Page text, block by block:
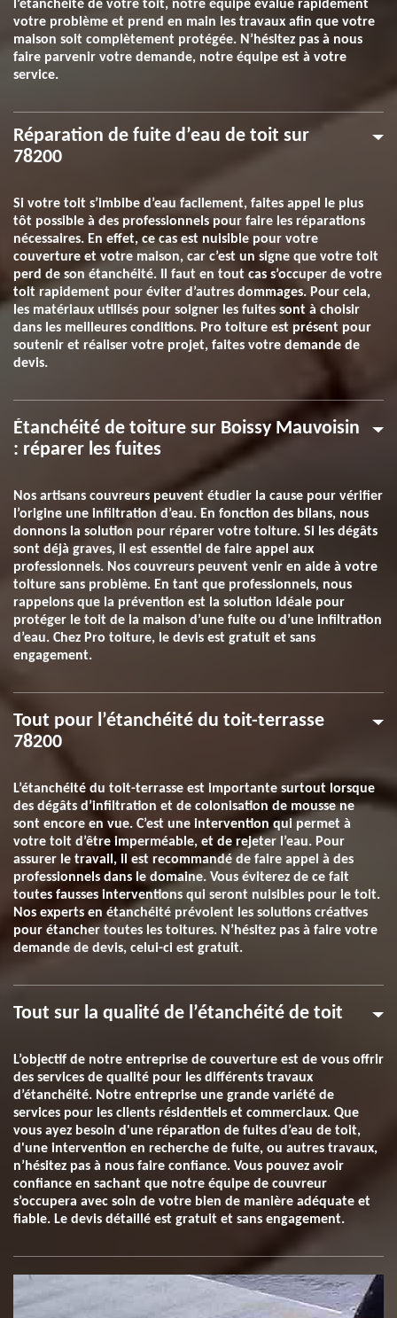
l’étanchéité de votre toit, notre équipe évalue rapidement
votre problème et prend en main les travaux afin que votre
maison soit complètement protégée. N’hésitez pas à nous
faire parvenir votre demande, notre équipe est à votre
service.
Réparation de fuite d’eau de toit sur
78200
Si votre toit s’imbibe d’eau facilement, faites appel le plus
tôt possible à des professionnels pour faire les réparations
nécessaires. En effet, ce cas est nuisible pour votre
couverture et votre maison, car c’est un signe que votre toit
perd de son étanchéité. Il faut en tout cas s’occuper de votre
toit rapidement pour éviter d’autres dommages. Pour cela,
les matériaux utilisés pour soigner les fuites sont à choisir
dans les meilleures conditions. Pro toiture est présent pour
soutenir et réaliser votre projet, faites votre demande de
devis.
Étanchéité de toiture sur Boissy Mauvoisin
: réparer les fuites
Nos artisans couvreurs peuvent étudier la cause pour vérifier
l’origine une infiltration d’eau. En fonction des bilans, nous
donnons la solution pour réparer votre toiture. Si les dégâts
sont déjà graves, il est essentiel de faire appel aux
professionnels. Nos couvreurs peuvent venir en aide à votre
toiture sans problème. En tant que professionnels, nous
rappelons que la prévention est la solution idéale pour
protéger le toit de la maison d’une fuite ou d’une infiltration
d’eau. Chez Pro toiture, le devis est gratuit et sans
engagement.
Tout pour l’étanchéité du toit-terrasse
78200
L’étanchéité du toit-terrasse est importante surtout lorsque
des dégâts d’infiltration et de colonisation de mousse ne
sont encore en vue. C’est une intervention qui permet à
votre toit d’être imperméable, et de rejeter l’eau. Pour
assurer le travail, il est recommandé de faire appel à des
professionnels dans le domaine. Vous éviterez de ce fait
toutes fausses interventions qui seront nuisibles pour le toit.
Nos experts en étanchéité prévoient les solutions créatives
pour étancher toutes les toitures. N’hésitez pas à faire votre
demande de devis, celui-ci est gratuit.
Tout sur la qualité de l’étanchéité de toit
L’objectif de notre entreprise de couverture est de vous offrir
des services de qualité pour les différents travaux
d’étanchéité. Notre entreprise une grande variété de
services pour les clients résidentiels et commerciaux. Que
vous ayez besoin d'une réparation de fuites d’eau de toit,
d'une intervention en recherche de fuite, ou autres travaux,
n’hésitez pas à nous faire confiance. Vous pouvez avoir
confiance en sachant que notre équipe de couvreur
s’occupera avec soin de votre bien de manière adéquate et
fiable. Le devis détaillé est gratuit et sans engagement.